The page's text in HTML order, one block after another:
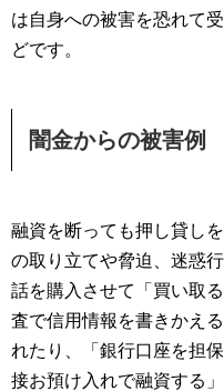
は自身への被害を恐れて
どです。
闇金からの被害例
融資を断っても押し貸し
の取り立てや脅迫、迷惑
話を購入させて「買い取
査で信用情報を書きかえ
れたり、「銀行口座を担
接お預け入れで融資する